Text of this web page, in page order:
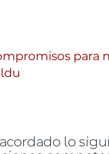
de Txingudi
para
lo